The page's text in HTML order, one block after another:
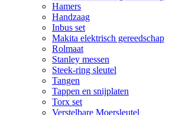
Hamers
Handzaag
Inbus set
Makita elektrisch gereedschap
Rolmaat
Stanley messen
Steek-ring sleutel
Tangen
Tappen en snijplaten
Torx set
Verstelbare Moersleutel